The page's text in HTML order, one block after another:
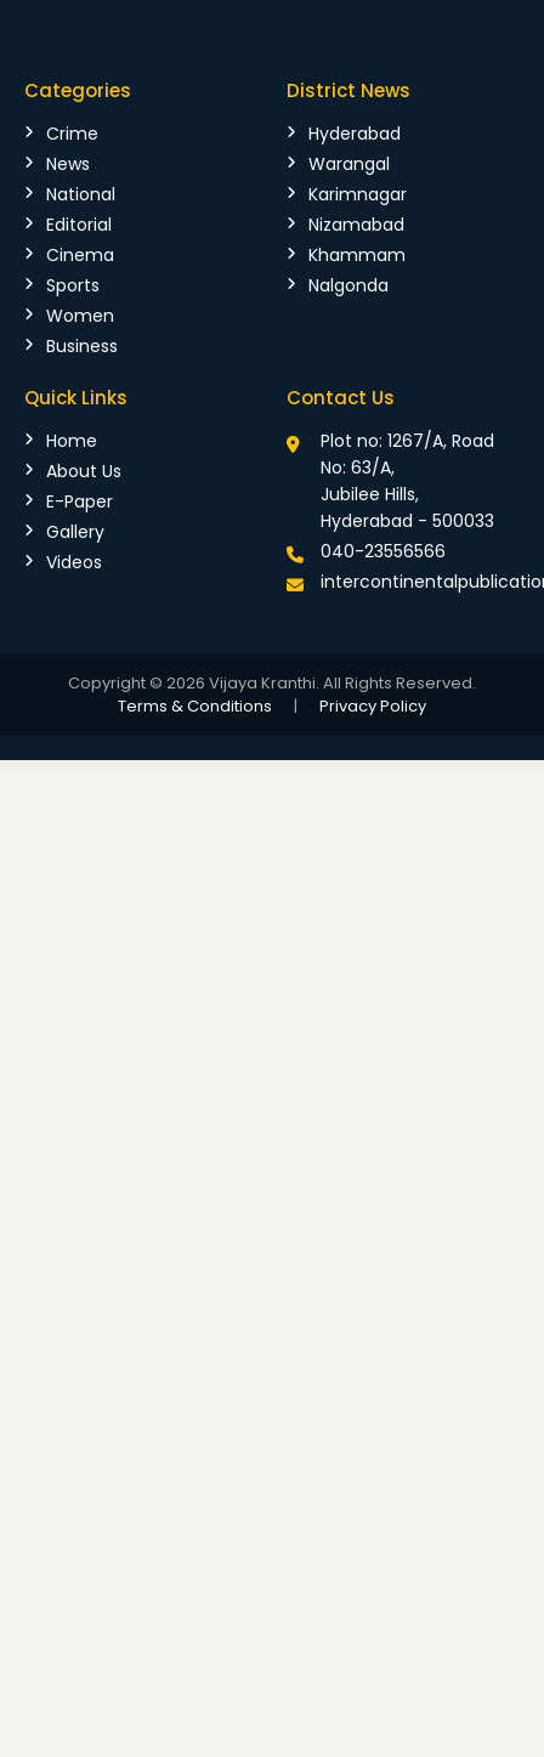
Categories
Crime
News
National
Editorial
Cinema
Sports
Women
Business
District News
Hyderabad
Warangal
Karimnagar
Nizamabad
Khammam
Nalgonda
Quick Links
Home
About Us
E-Paper
Gallery
Videos
Contact Us
Plot no: 1267/A, Road
No: 63/A,
Jubilee Hills,
Hyderabad - 500033
040-23556566
Copyright © 2026 Vijaya Kranthi. All Rights Reserved.
Terms & Conditions
| Privacy Policy